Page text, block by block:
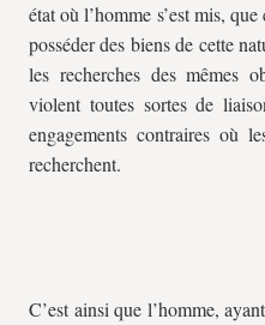
état où l’homme s’est mis,
posséder des biens de cette
les recherches des mêmes
violent toutes sortes de
engagements contraires où
recherchent.
C’est ainsi que l’homme,